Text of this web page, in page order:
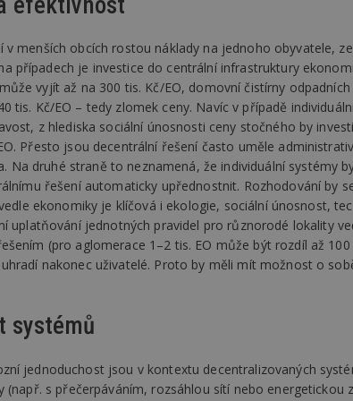
v menších obcích rostou náklady na jednoho obyvatele,
případech je investice do centrální infrastruktury
vyjít až na 300 tis. Kč/EO, domovní čistírny odpadních
tis. Kč/EO – tedy zlomek ceny. Navíc v případě
z hlediska sociální únosnosti ceny stočného by
Přesto jsou decentrální řešení často uměle
Na druhé straně to neznamená, že individuální systémy
řešení automaticky upřednostnit. Rozhodování by
ekonomiky je klíčová i ekologie, sociální únosnost,
uplatňování jednotných pravidel pro různorodé lokality
(pro aglomerace 1–2 tis. EO může být rozdíl až 100
nakonec uživatelé. Proto by měli mít možnost o
systémů
jednoduchost jsou v kontextu decentralizovaných
(např. s přečerpáváním, rozsáhlou sítí nebo energetickou
_dc_gtm_UA-53599847-1
.estav.cz
53
sekund
id
www.estav.cz 1 rok
_hjFirstSeen
Hotjar Ltd
.estav.cz
29
minut
sekund
_hjAbsoluteSessionInProgress
Hotjar Ltd
.estav.cz
29
minut
54
__gfp_64b
Google LLC
.estav.cz
1 rok